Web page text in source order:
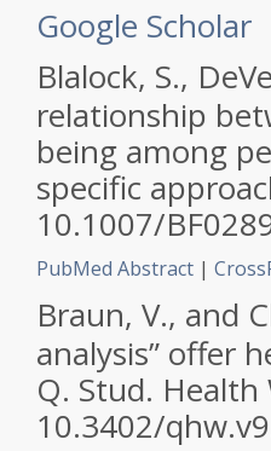
Google Scholar
Blalock, S.,
relationship
being among
specific
10.1007/
PubMed Abstract |
Braun, V., and
analysis” offer
Q. Stud. Health
10.3402/